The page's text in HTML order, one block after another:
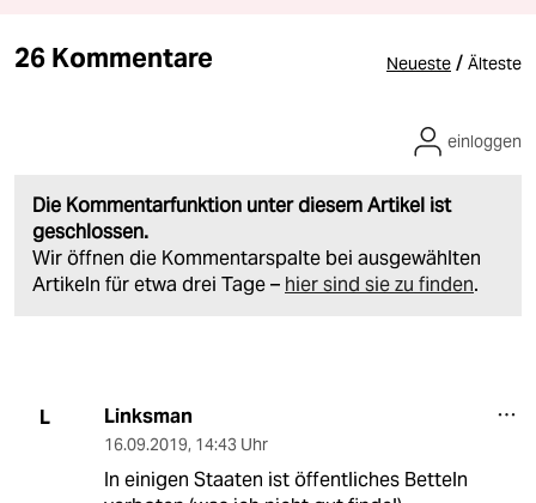
26 Kommentare Neueste / Älteste
Die Kommentarfunktion unter diesem Artikel ist
geschlossen.
Wir öffnen die Kommentarspalte bei ausgewählten
Artikeln für etwa drei Tage – hier sind sie zu finden.
einloggen
L Linksman
16.09.2019, 14:43 Uhr
In einigen Staaten ist öffentliches Betteln